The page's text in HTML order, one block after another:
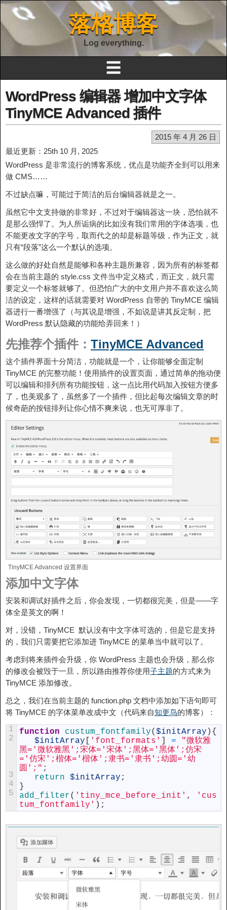
落格博客
Log everything.
☰
WordPress 编辑器 增加中文字体
TinyMCE Advanced 插件
2015 年 4 月 26 日
最近更新：25th 10 月, 2025
WordPress 是非常流行的博客系统，优点是功能齐全到可以用来
做 CMS……
不过缺点嘛，可能过于简洁的后台编辑器就是之一。
虽然它中文支持做的非常好，不过对于编辑器这一块，恐怕就不
是那么强悍了。为人所诟病的比如没有我们常用的字体选项，也
不能更改文字的字号，取而代之的却是标题等级，作为正文，就
只有“段落”这么一个默认的选项。
这么做的好处自然是能够和各种主题所兼容，因为所有的标签都
会在当前主题的 style.css 文件当中定义格式，而正文，就只需
要定义一个标签就够了。但恐怕广大的中文用户并不喜欢这么简
洁的设定，这样的话就需要对 WordPress 自带的 TinyMCE 编辑
器进行一番增强了（与其说是增强，不如说是讲其反定制，把
WordPress 默认隐藏的功能给弄回来！）
先推荐个插件： TinyMCE Advanced
这个插件界面十分简洁，功能就是一个，让你能够全面定制
TinyMCE 的完整功能！使用插件的设置页面，通过简单的拖动便
可以编辑和排列所有功能按钮，这一点比用代码加入按钮方便多
了，也美观多了，虽然多了一个插件，但比起每次编辑文章的时
候奇葩的按钮排列让你心情不爽来说，也无可厚非了。
TinyMCE Advanced 设置界面
添加中文字体
安装和调试好插件之后，你会发现，一切都很完美，但是——字
体全是英文的啊！
对，没错，TinyMCE 默认没有中文字体可选的，但是它是支持
的，我们只需要把它添加进 TinyMCE 的菜单当中就可以了。
考虑到将来插件会升级，你 WordPress 主题也会升级，那么你
的修改会被毁于一旦，所以路由推荐你使用子主题的方式来为
TinyMCE 添加修改。
总之，我们在当前主题的 function.php 文档中添加如下语句即可
将 TinyMCE 的字体菜单改成中文（代码来自知更鸟的博客）：
1
2
3
4
5
function custum_fontfamily( $initArray ) {
$initArray
'font_formats' =
"微软雅
黑='微软雅黑';宋体='宋体';黑体='黑体';仿宋
='仿宋';楷体='楷体';隶书='隶书';幼圆='幼
圆';" ;
return
$initArray ;
}
add_filter( 'tiny_mce_before_init' ,
'cus
tum_fontfamily' ) ;